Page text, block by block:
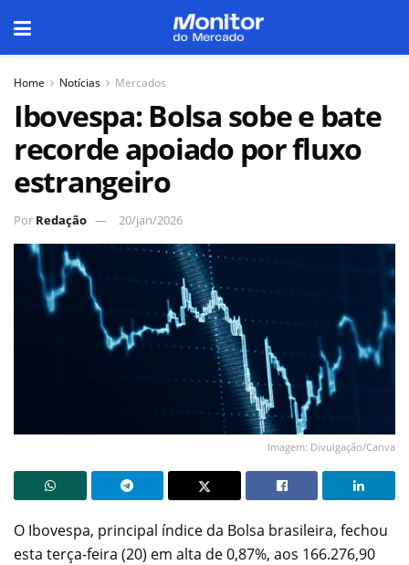
Home Notícias Mercados
Ibovespa: Bolsa sobe e bate
recorde apoiado por fluxo
estrangeiro
Por Redação 20/jan/2026
Imagem: Divulgação/Canva
O Ibovespa, principal índice da Bolsa brasileira, fechou
esta terça-feira (20) em alta de 0,87%, aos 166.276,90